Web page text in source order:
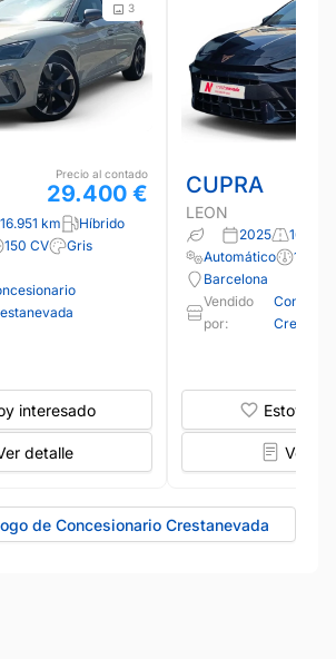
3
Precio al contado
29.400 €
16.951 km
Híbrido
150 CV
Gris
interesado
detalle
CUPRA
LEON
2025
16.263
Automático
150
Barcelona
Vendido
por:
Estoy
Ver
de Concesionario Crestanevada